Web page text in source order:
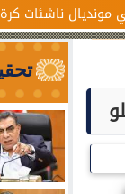
كرة اليد بعد